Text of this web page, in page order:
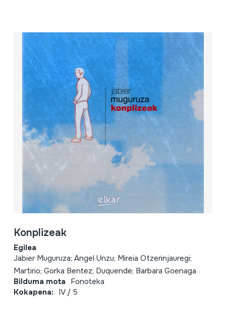
Konplizeak
Egilea
Jabier Muguruza; Angel Unzu; Mireia Otzerinjauregi;
Martirio; Gorka Bentez; Duquende; Barbara Goenaga
Bilduma mota Fonoteka
Kokapena: IV / 5